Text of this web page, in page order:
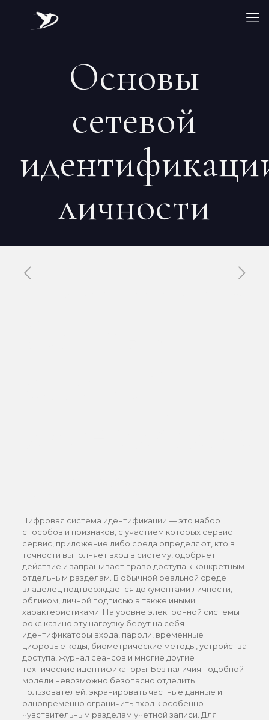
Основы
сетевой
личности
Цифровая система идентификации — это набор
способов и признаков, с участием которых сервис
сервис, приложение либо среда определяют, кто в
точности выполняет вход в систему, одобряет
действие и запрашивает право доступа к конкретным
отдельным разделам. В обычной реальной среде
владелец подтверждается документами личности,
обликом, личной подписью а также иными
характеристиками. На уровне электронной системы
рокс казино эту нагрузку берут на себя
идентификаторы входа, пароли, временные
цифровые коды, биометрические методы, устройства
доступа, журнал сеансов и многие другие
технические идентификаторы. Без наличия подобной
модели невозможно безопасно отделить
пользователей, экранировать частные данные и
одновременно ограничить вход к особенно
чувствительным разделам учетной записи. Для